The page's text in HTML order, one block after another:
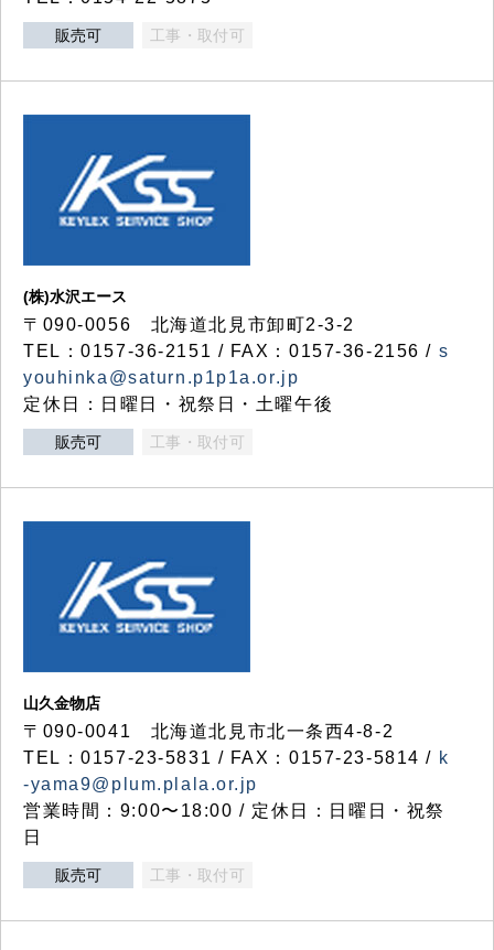
販売可 工事・取付可
(株)水沢エース
〒090-0056 北海道北見市卸町2-3-2
TEL：0157-36-2151 / FAX：0157-36-2156 / s
youhinka@saturn.p1p1a.or.jp
定休日：日曜日・祝祭日・土曜午後
販売可 工事・取付可
山久金物店
〒090-0041 北海道北見市北一条西4-8-2
TEL：0157-23-5831 / FAX：0157-23-5814 / k
-yama9@plum.plala.or.jp
営業時間：9:00〜18:00 / 定休日：日曜日・祝祭
日
販売可 工事・取付可